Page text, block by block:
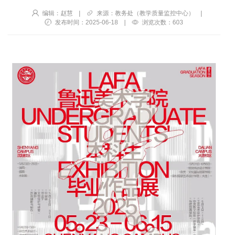
编辑：赵慧 | 来源：教务处（教学质量监控中心）
|
发布时间：2025-06-18
| 浏览次数：603